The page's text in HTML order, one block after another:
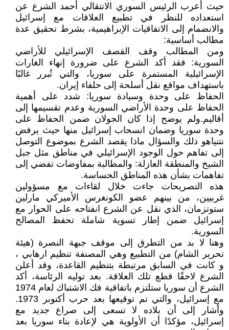
حيث أعرب الرئيس السوري الانتقالي أحمد الشرع عن
استعداده للنظر في تطبيع العلاقات مع إسرائيل
والانضمام إلى الاتفاقيات الإبراهيمية، بشرط تحقيق عدة
مطالب أساسية:
ومن المطالب وقف القصف الإسرائيلي للأراضي
السورية: فقد أكد الشرع على ضرورة إنهاء الغارات
الإسرائيلية المستمرة على سوريا، والتي تُبرر غالبًا
باستهداف مواقع نقل أسلحة إلى حلفاء إيران.
الحفاظ على وحدة وسيادة سوريا: شدد على أهمية
الحفاظ على وحدة الأراضي السورية وعدم تقسيمها إلى
أقاليم.ولم يوضح إذا كان الجولان ضمن الحفاظ على
وحدة سوريا وضمان انسحاب إسرائيل منها حيث يرفض
نتنياهو ذلك والسؤال ماذا يقصد الشرع بموضوع التوصل
إلى تفاهم حول الوجود الإسرائيلي في مناطق مثل جبل
الشيخ والمنطقة العازلة: والمطالبة بمفاوضات تفضي إلى
تفاهمات بشأن هذه المناطق الحساسة.
هذه التصريحات جاءت خلال لقاءات مع مسؤولين
غربيين، من بينهم عضو الكونغرس الأميركي مارلين
ستوتزمان، الذي نقل عن الشرع انفتاحه على الحوار مع
إسرائيل ضمن إطار تسوية شاملة تحفظ المصالح
السورية.
وهنا لا بد من التطرق إلى موقف جبهة النصرة (هيئة
تحرير الشام) من التطبيع وهي المصنفة تنظيم ارهابي ،
و كانت في السابق مرتبطة بتنظيم القاعدة، وقد أعلن
الشرع لاحقًا قطع تلك العلاقة. بعد توليه الرئاسة، أكد
الشرع أن سوريا ستلتزم باتفاقية فك الاشتباك لعام 1974
مع إسرائيل، والتي تم توقيعها بعد حرب أكتوبر 1973.
وأشار إلى أن بلاده لا تسعى إلى صراع جديد مع
إسرائيل، مؤكدًا أن الأولوية هي لإعادة بناء سوريا بعد